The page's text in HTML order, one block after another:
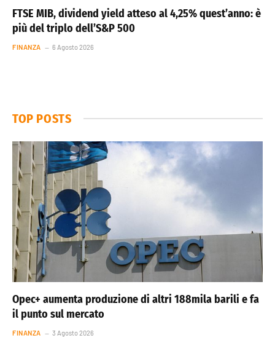
FTSE MIB, dividend yield atteso al 4,25% quest’anno: è
più del triplo dell’S&P 500
FINANZA 6 Agosto 2026
TOP POSTS
Opec+ aumenta produzione di altri 188mila barili e fa
il punto sul mercato
FINANZA 3 Agosto 2026